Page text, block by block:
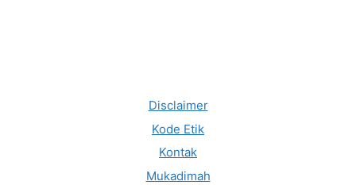
Disclaimer
Kode Etik
Kontak
Mukadimah